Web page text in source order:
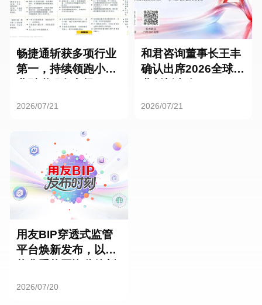
畅捷通斩获多项行业
第一，持续领跑小微
2026/07/21
和君咨询董事长王丰
确认出席2026全球商
2026/07/21
用友BIP穿透式监管
平台焕新发布，以智
2026/07/20